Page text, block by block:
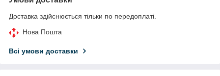
Доставка здійснюється тільки по передоплаті.
Нова Пошта
Всі умови доставки